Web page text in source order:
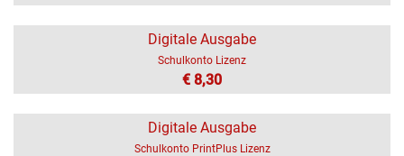
Digitale Ausgabe
Schulkonto Lizenz
€ 8,30
Digitale Ausgabe
Schulkonto PrintPlus Lizenz